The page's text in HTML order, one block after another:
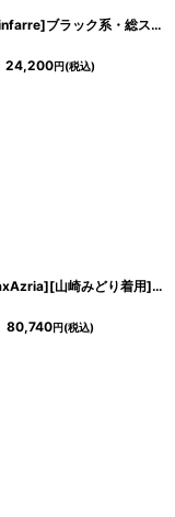
[韓国製][rinfarre]ブラック系・総スパンコール・デザイン刺繍・アンティーク調・ノースリーブ・タイト・ロングドレス[MIRIN着用]《送料＆代引き手数料無料》
24,200円(税込)
[BCBG MaxAzria][山崎みどり着用]ブラック系・ヴェルベットレース・ベージュ・胸元カット・長袖・タイト・ロングドレス・ワンピース《送料＆代引き手数料無料》
80,740円(税込)